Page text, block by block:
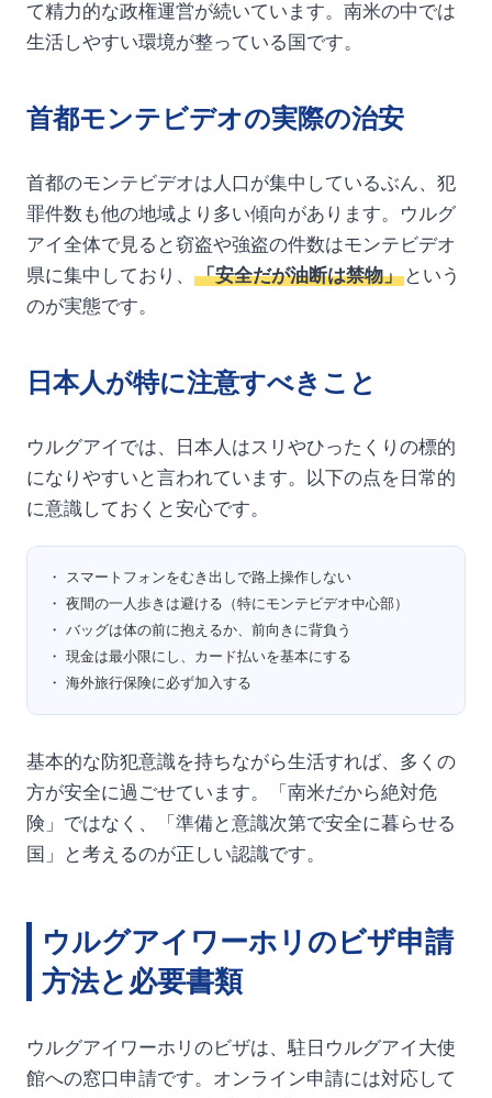
て精力的な政権運営が続いています。南米の中では
生活しやすい環境が整っている国です。
首都モンテビデオの実際の治安
首都のモンテビデオは人口が集中しているぶん、犯
罪件数も他の地域より多い傾向があります。ウルグ
アイ全体で見ると窃盗や強盗の件数はモンテビデオ
県に集中しており、
「安全だが油断は禁物」という
のが実態です。
日本人が特に注意すべきこと
ウルグアイでは、日本人はスリやひったくりの標的
になりやすいと言われています。以下の点を日常的
に意識しておくと安心です。
・ スマートフォンをむき出しで路上操作しない
・ 夜間の一人歩きは避ける（特にモンテビデオ中心部）
・ バッグは体の前に抱えるか、前向きに背負う
・ 現金は最小限にし、カード払いを基本にする
・ 海外旅行保険に必ず加入する
基本的な防犯意識を持ちながら生活すれば、多くの
方が安全に過ごせています。「南米だから絶対危
険」ではなく、「準備と意識次第で安全に暮らせる
国」と考えるのが正しい認識です。
ウルグアイワーホリのビザ申請
方法と必要書類
ウルグアイワーホリのビザは、駐日ウルグアイ大使
館への窓口申請です。オンライン申請には対応して